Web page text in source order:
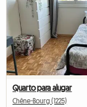
Quarto para alugar
Chêne-Bourg (1225)